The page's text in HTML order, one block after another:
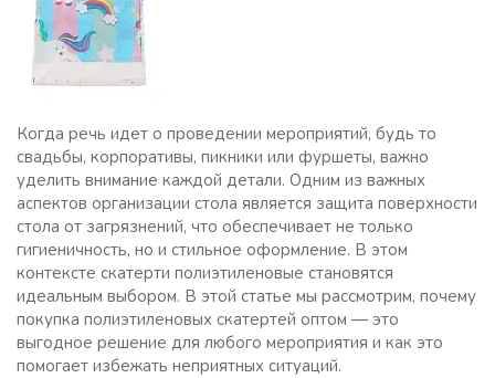
Когда речь идет о проведении мероприятий, будь то
свадьбы, корпоративы, пикники или фуршеты, важно
уделить внимание каждой детали. Одним из важных
аспектов организации стола является защита поверхности
стола от загрязнений, что обеспечивает не только
гигиеничность, но и стильное оформление. В этом
контексте скатерти полиэтиленовые становятся
идеальным выбором. В этой статье мы рассмотрим, почему
покупка полиэтиленовых скатертей оптом — это
выгодное решение для любого мероприятия и как это
помогает избежать неприятных ситуаций.